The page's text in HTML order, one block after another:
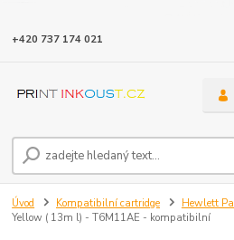
+420 737 174 021
Úvod Kompatibilní cartridge Hewlett
Yellow ( 13m l) - T6M11AE - kompatibilní